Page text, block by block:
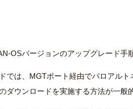
OSバージョンのアップグレード手
では、MGTポート経由でパロアルト
ダウンロードを実施する方法が一般